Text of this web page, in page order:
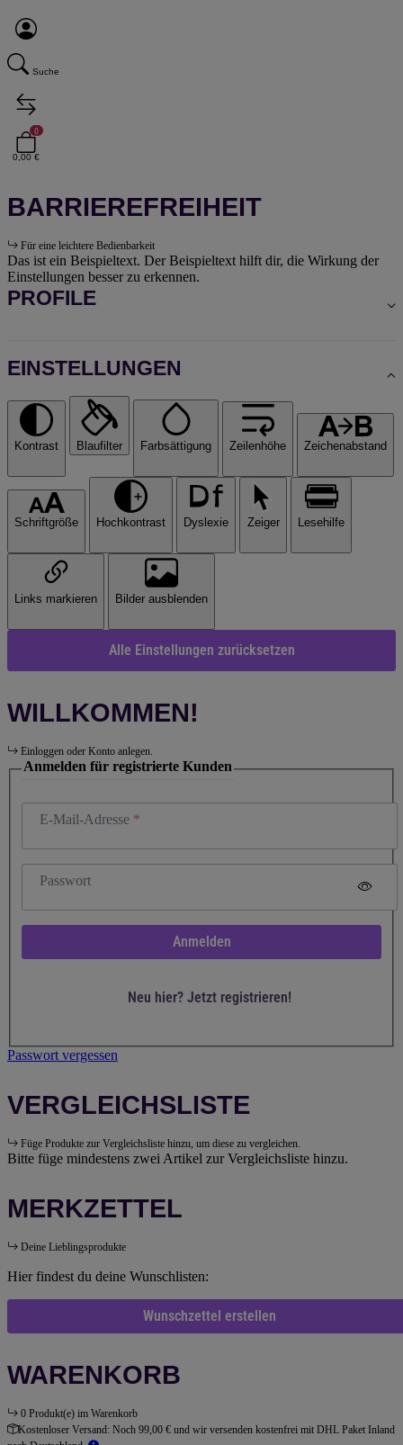
Suche
0
0,00 €
BARRIEREFREIHEIT
Für eine leichtere Bedienbarkeit
Das ist ein Beispieltext. Der Beispieltext hilft dir, die Wirkung der
Einstellungen besser zu erkennen.
PROFILE
EINSTELLUNGEN
Kontrast Blaufilter Farbsättigung Zeilenhöhe Zeichenabstand
Schriftgröße Hochkontrast Dyslexie Zeiger Lesehilfe
Links markieren Bilder ausblenden
Alle Einstellungen zurücksetzen
WILLKOMMEN!
Einloggen oder Konto anlegen.
Anmelden für registrierte Kunden
E-Mail-Adresse
Passwort
Anmelden
Neu hier? Jetzt registrieren!
Passwort vergessen
VERGLEICHSLISTE
Füge Produkte zur Vergleichsliste hinzu, um diese zu vergleichen.
Bitte füge mindestens zwei Artikel zur Vergleichsliste hinzu.
MERKZETTEL
Deine Lieblingsprodukte
Hier findest du deine Wunschlisten:
Wunschzettel erstellen
WARENKORB
0 Produkt(e) im Warenkorb
Kostenloser Versand: Noch 99,00 € und wir versenden kostenfrei mit DHL Paket Inland